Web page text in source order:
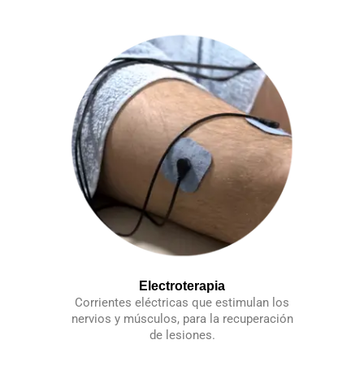
Electroterapia
Corrientes eléctricas que estimulan los
nervios y músculos, para la recuperación
de lesiones.